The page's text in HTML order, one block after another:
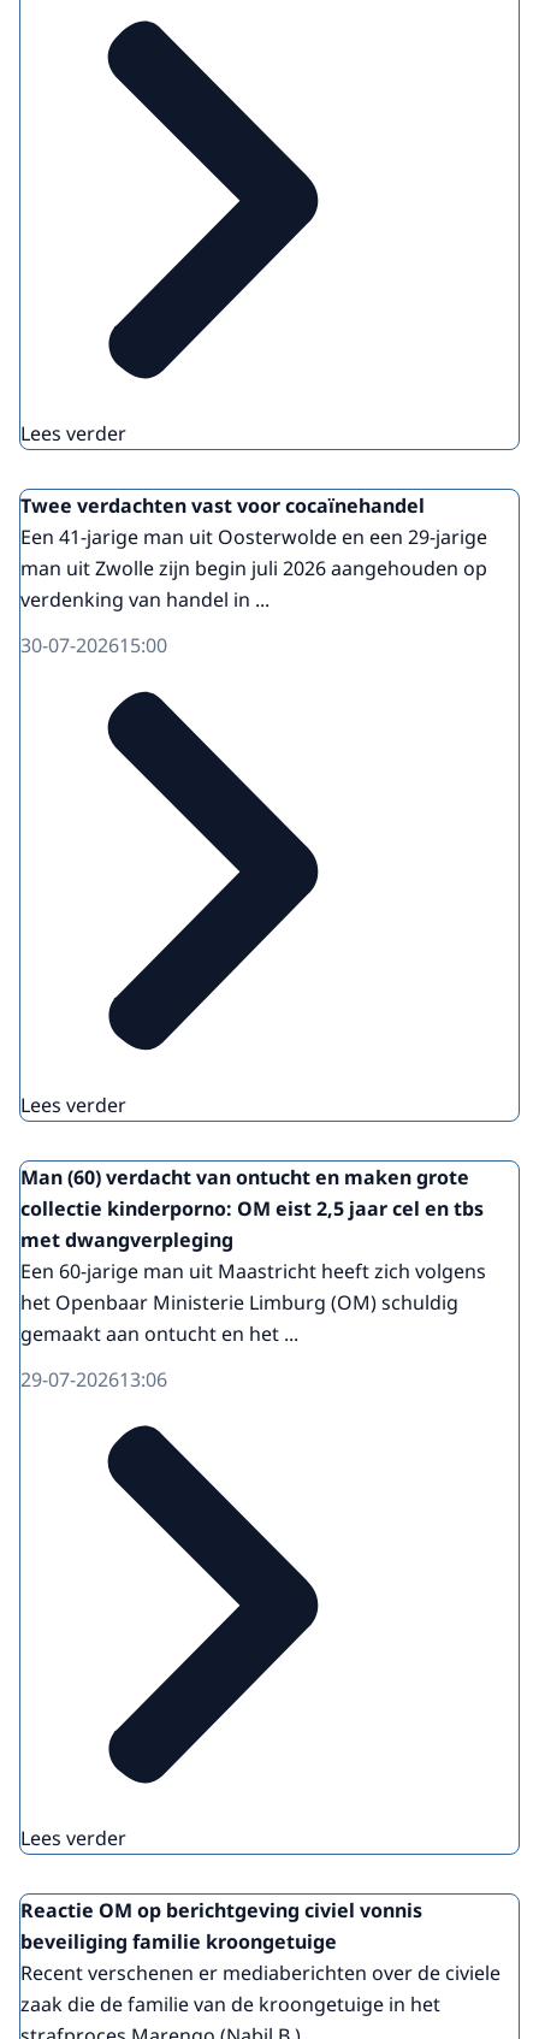
Lees verder
Twee verdachten vast voor cocaïnehandel
Een 41-jarige man uit Oosterwolde en een 29-jarige
man uit Zwolle zijn begin juli 2026 aangehouden op
verdenking van handel in ...
30-07-202615:00
Lees verder
Man (60) verdacht van ontucht en maken grote
collectie kinderporno: OM eist 2,5 jaar cel en tbs
met dwangverpleging
Een 60-jarige man uit Maastricht heeft zich volgens
het Openbaar Ministerie Limburg (OM) schuldig
gemaakt aan ontucht en het ...
29-07-202613:06
Lees verder
Reactie OM op berichtgeving civiel vonnis
beveiliging familie kroongetuige
Recent verschenen er mediaberichten over de civiele
zaak die de familie van de kroongetuige in het